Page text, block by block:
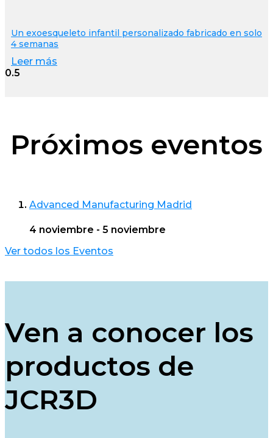
Un exoesqueleto infantil personalizado fabricado en solo
4 semanas
Leer más
Próximos eventos
Advanced Manufacturing Madrid
4 noviembre - 5 noviembre
Ver todos los Eventos
Ven a conocer los
productos de
JCR3D